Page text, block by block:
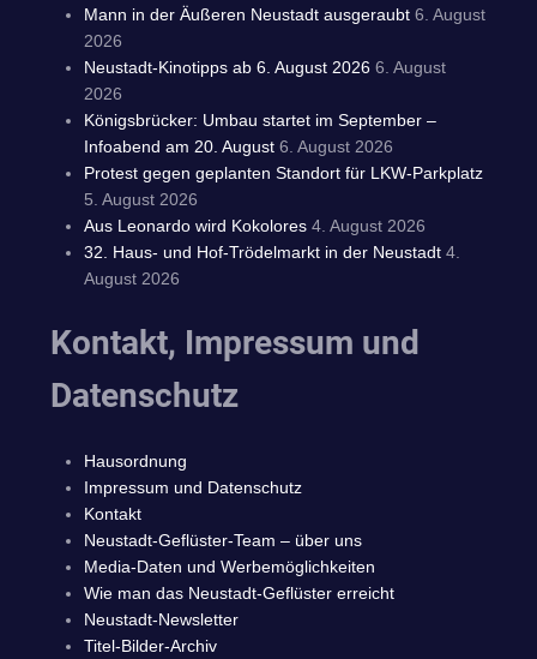
Mann in der Äußeren Neustadt ausgeraubt 6. August
2026
Neustadt-Kinotipps ab 6. August 2026 6. August
2026
Königsbrücker: Umbau startet im September –
Infoabend am 20. August 6. August 2026
Protest gegen geplanten Standort für LKW-Parkplatz
5. August 2026
Aus Leonardo wird Kokolores 4. August 2026
32. Haus- und Hof-Trödelmarkt in der Neustadt 4.
August 2026
Kontakt, Impressum und
Datenschutz
Hausordnung
Impressum und Datenschutz
Kontakt
Neustadt-Geflüster-Team – über uns
Media-Daten und Werbemöglichkeiten
Wie man das Neustadt-Geflüster erreicht
Neustadt-Newsletter
Titel-Bilder-Archiv